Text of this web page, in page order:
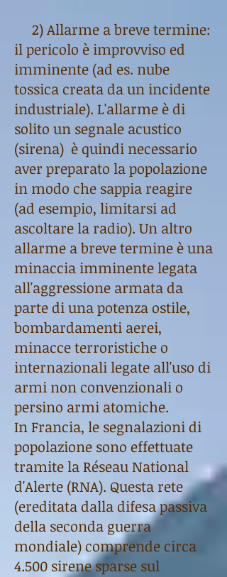
2) Allarme a breve termine:
il pericolo è improvviso ed
imminente (ad es. nube
tossica creata da un incidente
industriale). L'allarme è di
solito un segnale acustico
(sirena) è quindi necessario
aver preparato la popolazione
in modo che sappia reagire
(ad esempio, limitarsi ad
ascoltare la radio). Un altro
allarme a breve termine è una
minaccia imminente legata
all'aggressione armata da
parte di una potenza ostile,
bombardamenti aerei,
minacce terroristiche o
internazionali legate all'uso di
armi non convenzionali o
persino armi atomiche.
In Francia, le segnalazioni di
popolazione sono effettuate
tramite la Réseau National
d'Alerte (RNA). Questa rete
(ereditata dalla difesa passiva
della seconda guerra
mondiale) comprende circa
4.500 sirene sparse sul